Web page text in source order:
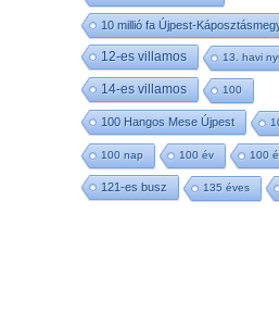
10 millió fa Újpest-
12-es villamos 13. havi
14-es villamos 100
100 Hangos Mese Újpest
100 nap 100 év 100
121-es busz 135 éves